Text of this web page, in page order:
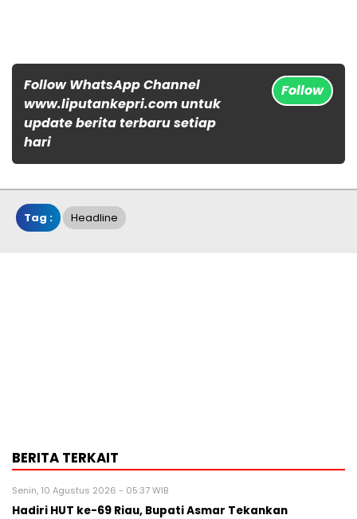
Follow WhatsApp Channel
www.liputankepri.com untuk
update berita terbaru setiap
hari
Follow
Tag : Headline
BERITA TERKAIT
Senin, 10 Agustus 2026 - 05:37 WIB
Hadiri HUT ke-69 Riau, Bupati Asmar Tekankan